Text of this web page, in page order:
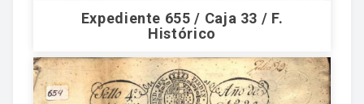
Expediente 655 / Caja 33 / F.
Histórico